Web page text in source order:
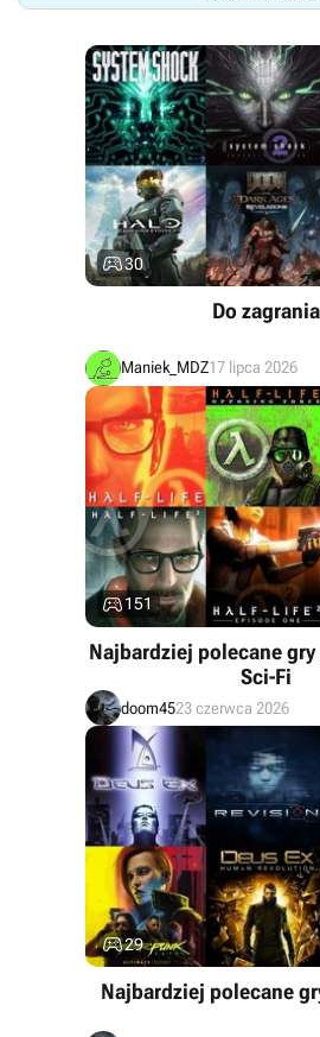
30
Do zagrania
Maniek_MDZ17 lipca 2026
151
Najbardziej polecane
Sci-Fi
doom4523 czerwca 2026
29
Najbardziej polecane